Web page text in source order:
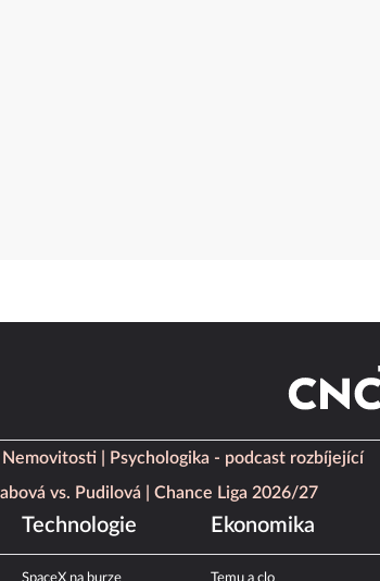
Nemovitosti
Psychologika - podcast rozbíjející
vs. Pudilová Chance Liga 2026/27
Technologie Ekonomika